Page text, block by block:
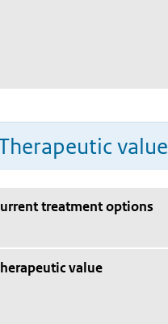
value
treatment options
value